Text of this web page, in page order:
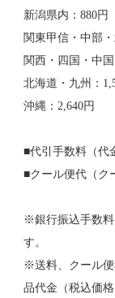
新潟県内：880円
関東甲信・中部
関西・四国・中国
北海道・九州：
沖縄：2,640円
■代引手数料（代
■クール便代（ク
※銀行振込手数料
す。
※送料、クール
品代金（税込価